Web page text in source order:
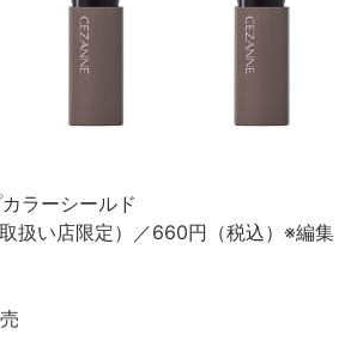
ラーシールド
扱い店限定）／660円（税込）※編集